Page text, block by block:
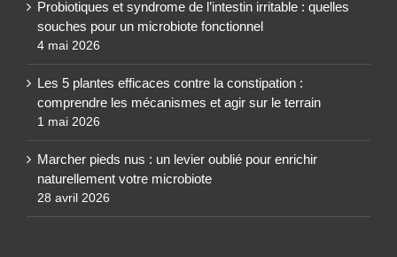
Probiotiques et syndrome de l’intestin irritable : quelles
souches pour un microbiote fonctionnel
4 mai 2026
Les 5 plantes efficaces contre la constipation :
comprendre les mécanismes et agir sur le terrain
1 mai 2026
Marcher pieds nus : un levier oublié pour enrichir
naturellement votre microbiote
28 avril 2026